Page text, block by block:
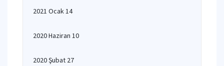
2021 Ocak 14
2020 Haziran 10
2020 Şubat 27